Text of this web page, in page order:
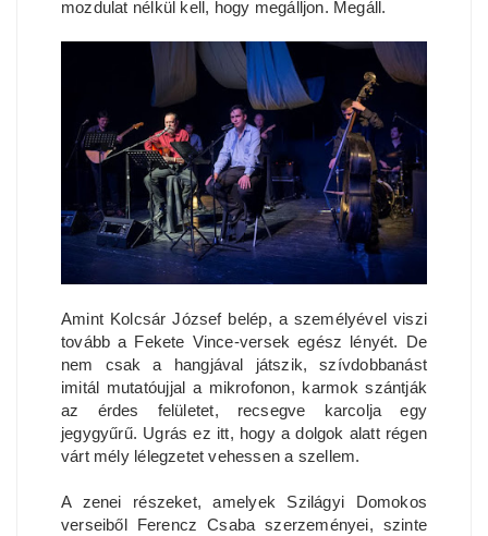
mozdulat nélkül kell, hogy megálljon. Megáll.
Amint Kolcsár József belép, a személyével viszi
tovább a Fekete Vince-versek egész lényét. De
nem csak a hangjával játszik, szívdobbanást
imitál mutatóujjal a mikrofonon, karmok szántják
az érdes felületet, recsegve karcolja egy
jegygyűrű. Ugrás ez itt, hogy a dolgok alatt régen
várt mély lélegzetet vehessen a szellem.
A zenei részeket, amelyek Szilágyi Domokos
verseiből Ferencz Csaba szerzeményei, szinte